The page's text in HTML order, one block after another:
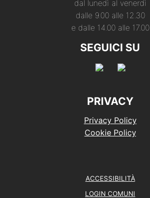
dal lunedì al venerdì
dalle 9.00 alle 12.30
e dalle 14.00 alle 17.00
SEGUICI SU
PRIVACY
Privacy Policy
Cookie Policy
ACCESSIBILITÀ
LOGIN COMUNI